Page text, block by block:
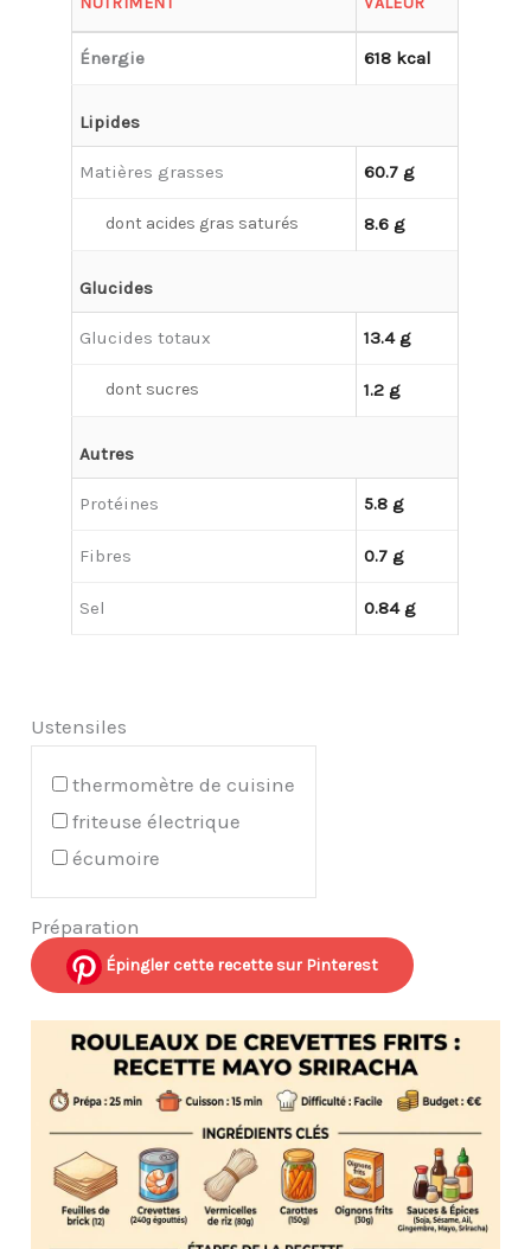
Énergie 618 kcal
Lipides
Matières grasses 60.7 g
dont acides gras saturés 8.6 g
Glucides
Glucides totaux 13.4 g
dont sucres 1.2 g
Autres
Protéines 5.8 g
Fibres 0.7 g
Sel 0.84 g
Ustensiles
thermomètre de cuisine
friteuse électrique
écumoire
Préparation
Épingler cette recette sur Pinterest